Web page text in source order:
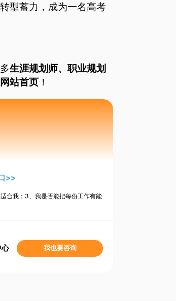
型蓄力，成为一名高考
生涯规划师、 职业规划
网站首页 ！
>>
合我；3、我是否能把每份工作有能
我也要咨询